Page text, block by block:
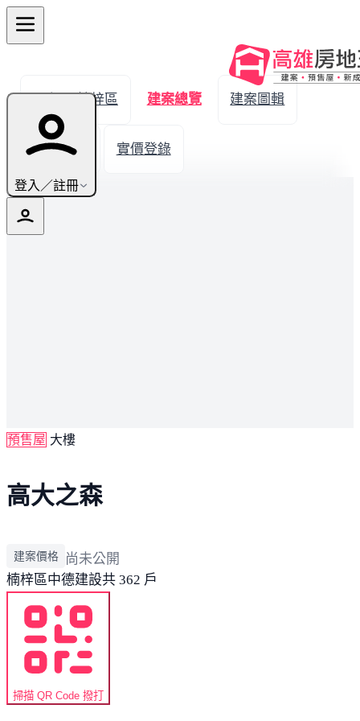
登入／註冊
← 返回楠梓區 建案總覽 建案圖輯
生活機能 實價登錄
預售屋 大樓
高大之森
建案價格
尚未公開
楠梓區中德建設共 362 戶
掃描 QR Code 撥打